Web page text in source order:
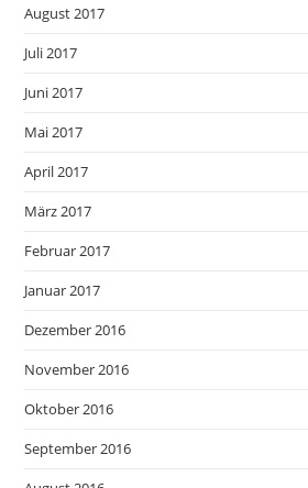
August 2017
Juli 2017
Juni 2017
Mai 2017
April 2017
März 2017
Februar 2017
Januar 2017
Dezember 2016
November 2016
Oktober 2016
September 2016